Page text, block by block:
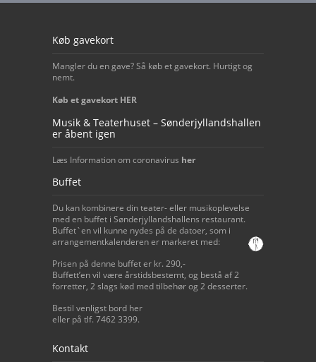
Køb gavekort
Mangler du en gave? Så køb et gavekort. Hurtigt og
nemt.
Køb et gavekort HER
Musik & Teaterhuset – Sønderjyllandshallen
er åbent igen
Læs Information om coronavirus her
Buffet
Du kan kombinere din teater- eller musikoplevelse
med en buffet i Sønderjyllandshallens restaurant.
Buffet`en vil kunne nydes på de datoer, som i
arrangementkalenderen er markeret med:
Prisen på denne buffet er kr. 290,-
Buffett’en vil være årstidsbestemt, og bestå af 2
forretter, 2 slags kød med tilbehør og 2 desserter.
Bestil venligst bord her
eller på tlf. 7462 3399.
Kontakt